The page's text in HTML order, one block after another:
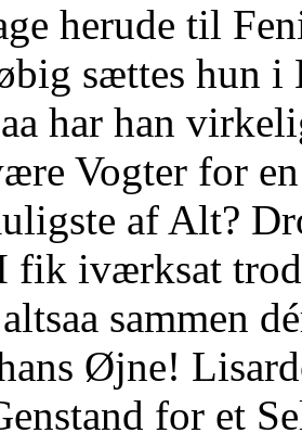
herude til
sættes hun i
har han
Vogter for
af Alt?
fik iværksat
sammen
Øjne!
for et